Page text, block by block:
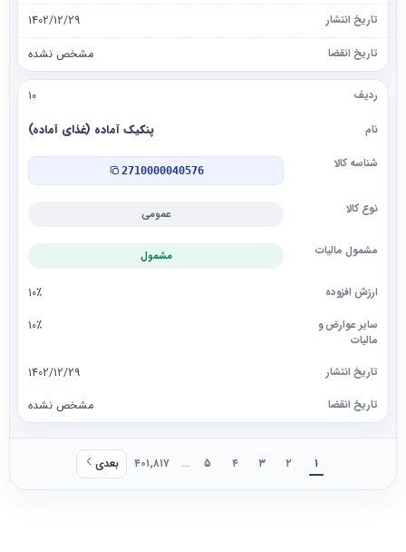
1402/12/29
مشخص نشده
۱۰
پنکیک آماده (غذای آماده)
2710000040576
عمومی
مشمول
10٪
10٪
1402/12/29
مشخص نشده
۱ ۲ ۳ ۴ ۵ ... ۴۰۱٬۸۱۷ بعدی